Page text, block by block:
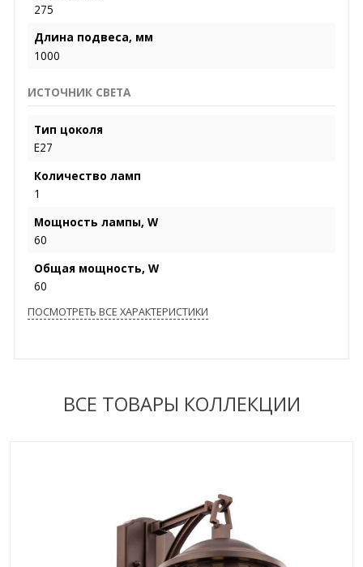
275
Длина подвеса, мм
1000
ИСТОЧНИК СВЕТА
Тип цоколя
E27
Количество ламп
1
Мощность лампы, W
60
Общая мощность, W
60
ПОСМОТРЕТЬ ВСЕ ХАРАКТЕРИСТИКИ
ВСЕ ТОВАРЫ КОЛЛЕКЦИИ